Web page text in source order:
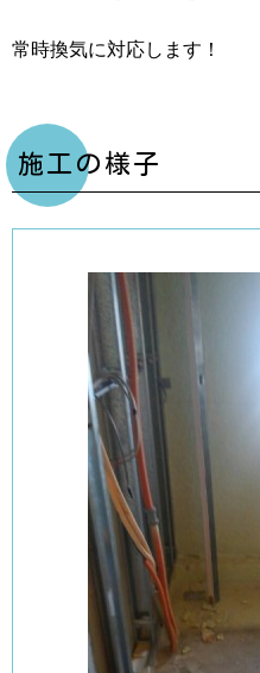
常時換気に対応します！
施工の様子